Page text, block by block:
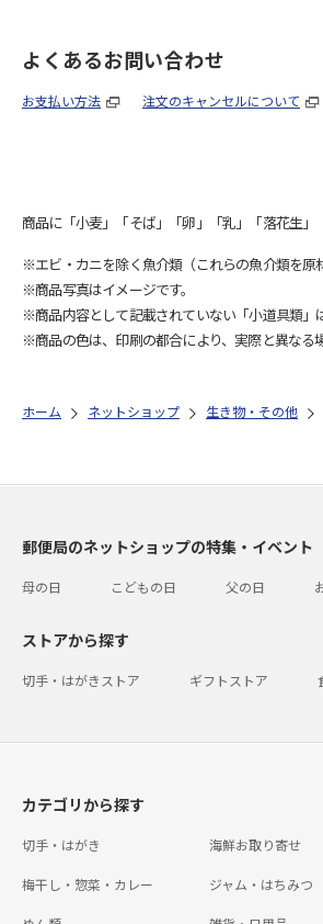
よくあるお問い合わせ
お支払い方法 注文のキャンセルについて
商品に「小麦」「そば」「卵」「乳」「落花生」
※エビ・カニを除く魚介類（これらの魚介類を原
※商品写真はイメージです。
※商品内容として記載されていない「小道具類」
※商品の色は、印刷の都合により、実際と異なる
ホーム ネットショップ 生き物・その他
郵便局のネットショップの特集・イベント
母の日 こどもの日 父の日
ストアから探す
切手・はがきストア ギフトストア
カテゴリから探す
切手・はがき 海鮮お取り寄せ
梅干し・惣菜・カレー ジャム・はちみつ